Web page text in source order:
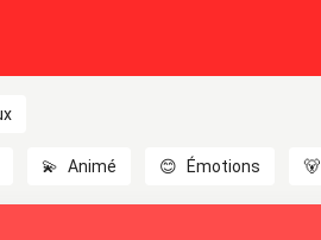
💫 Animé 😊 Émotions 🐻